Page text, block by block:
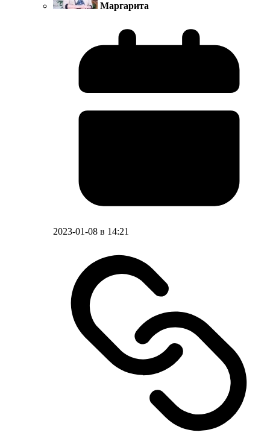
Маргарита
2023-01-08 в 14:21